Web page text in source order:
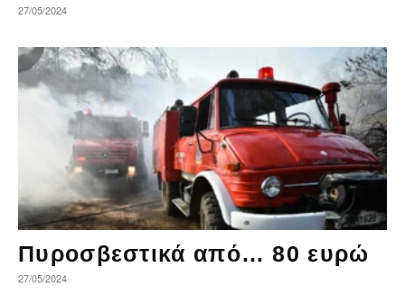
27/05/2024
Πυροσβεστικά από… 80 ευρώ
27/05/2024